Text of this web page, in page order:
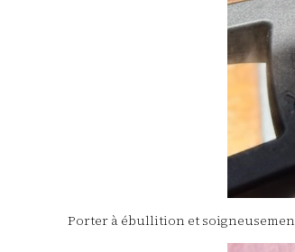
Porter à ébullition et